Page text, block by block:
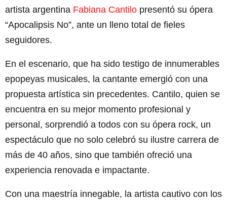
artista argentina Fabiana Cantilo presentó su ópera
“Apocalipsis No”, ante un lleno total de fieles
seguidores.
En el escenario, que ha sido testigo de innumerables
epopeyas musicales, la cantante emergió con una
propuesta artística sin precedentes. Cantilo, quien se
encuentra en su mejor momento profesional y
personal, sorprendió a todos con su ópera rock, un
espectáculo que no solo celebró su ilustre carrera de
más de 40 años, sino que también ofreció una
experiencia renovada e impactante.
Con una maestría innegable, la artista cautivo con los